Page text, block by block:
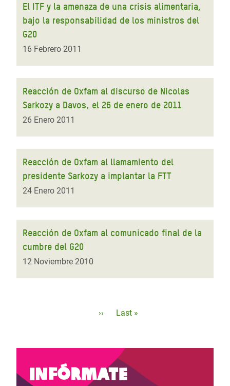
El ITF y la amenaza de una crisis alimentaria,
bajo la responsabilidad de los ministros del
G20
16 Febrero 2011
Reacción de Oxfam al discurso de Nicolas
Sarkozy a Davos, el 26 de enero de 2011
26 Enero 2011
Reacción de Oxfam al llamamiento del
presidente Sarkozy a implantar la FTT
24 Enero 2011
Reacción de Oxfam al comunicado final de la
cumbre del G20
12 Noviembre 2010
Siguiente
››
Última
Last »
Infórmate